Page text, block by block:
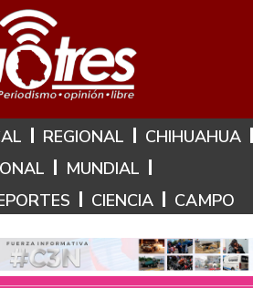
6 de Agosto de 2026
REGIONAL
CHIHUAHUA
MUNDIAL
CIENCIA CAMPO